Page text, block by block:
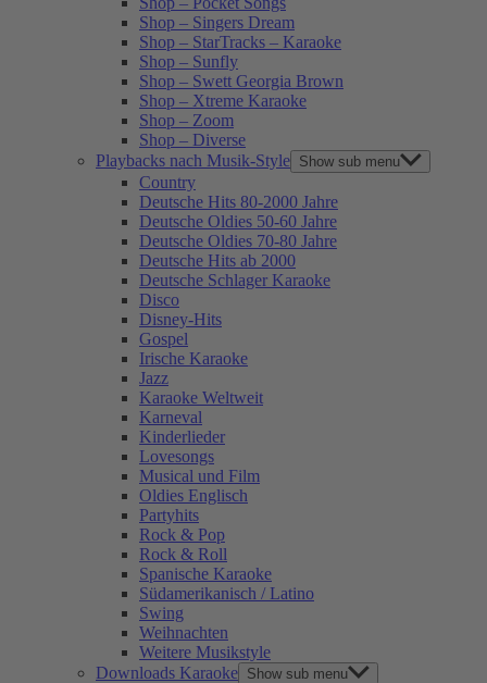
Shop – Singers Dream
Shop – StarTracks – Karaoke
Shop – Sunfly
Shop – Swett Georgia Brown
Shop – Xtreme Karaoke
Shop – Zoom
Shop – Diverse
Playbacks nach Musik-Style Show sub menu
Country
Deutsche Hits 80-2000 Jahre
Deutsche Oldies 50-60 Jahre
Deutsche Oldies 70-80 Jahre
Deutsche Hits ab 2000
Deutsche Schlager Karaoke
Disco
Disney-Hits
Gospel
Irische Karaoke
Jazz
Karaoke Weltweit
Karneval
Kinderlieder
Lovesongs
Musical und Film
Oldies Englisch
Partyhits
Rock & Pop
Rock & Roll
Spanische Karaoke
Südamerikanisch / Latino
Swing
Weihnachten
Weitere Musikstyle
Downloads Karaoke Show sub menu